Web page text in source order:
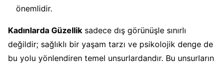
önemlidir.
Kadınlarda Güzellik sadece dış görünüşle sınırlı
değildir; sağlıklı bir yaşam tarzı ve psikolojik denge de
bu yolu yönlendiren temel unsurlardandır. Bu unsurların